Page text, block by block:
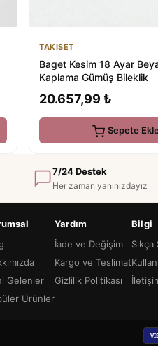
TAKISET
Baget Kesim 18 Ayar
Kaplama Gümüş Bileklik
20.657,99 ₺
Sepete Ekle
7/24 Destek
Her zaman yanınızdayız
Gelenler
Ürünler
Yardım
İade ve Değişim
Kargo ve Teslimat
Gizlilik Politikası
Bilgi